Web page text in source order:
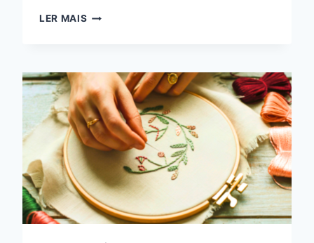
LER MAIS RISCOS
BORDAR:
GRATUITOS
E
PARA
IMPRIMIR